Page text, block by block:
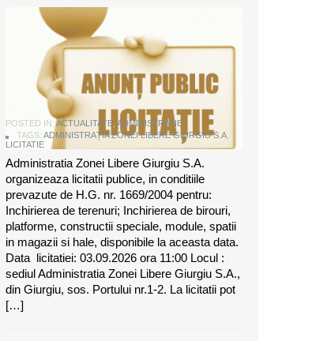
ANUNT DE LICITATIE
POSTED IN:ACTUALITATE ADMINISTRATIE
TAGS: ADMINISTRAȚIA ZONEI LIBERE GIURGIU S.A,
LICITATIE
Administratia Zonei Libere Giurgiu S.A.
organizeaza licitatii publice, in conditiile
prevazute de H.G. nr. 1669/2004 pentru:
Inchirierea de terenuri; Inchirierea de birouri,
platforme, constructii speciale, module, spatii
in magazii si hale, disponibile la aceasta data.
Data licitatiei: 03.09.2026 ora 11:00 Locul :
sediul Administratia Zonei Libere Giurgiu S.A.,
din Giurgiu, sos. Portului nr.1-2. La licitatii pot
[…]